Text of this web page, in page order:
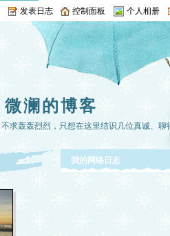
发表日志 控制面板 个人相册
微澜的博客
求轰轰烈烈，只想在这里结识几位真诚、聊
我的网络日志